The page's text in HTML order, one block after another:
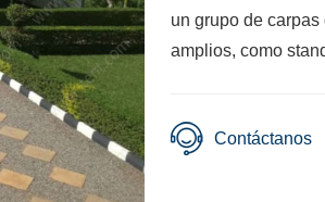
un grupo de
amplios, como
Contáctanos